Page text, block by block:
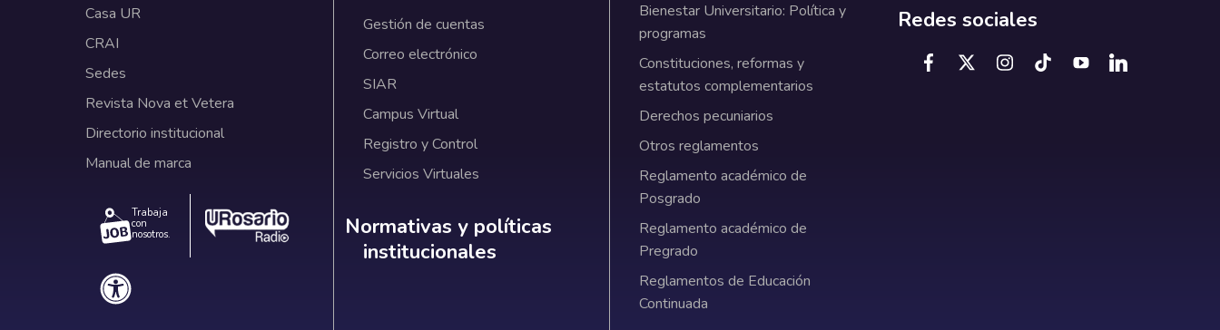
Casa UR
CRAI
Sedes
Revista Nova et Vetera
Directorio institucional
Manual de marca
Trabaja
con
nosotros.
Gestión de cuentas
Correo electrónico
SIAR
Campus Virtual
Registro y Control
Servicios Virtuales
Normativas y políticas institucionales
Normativas y políticas
institucionales
Bienestar Universitario: Política y
programas
Constituciones, reformas y
estatutos complementarios
Derechos pecuniarios
Otros reglamentos
Reglamento académico de
Posgrado
Reglamento académico de
Pregrado
Reglamentos de Educación
Continuada
Redes sociales